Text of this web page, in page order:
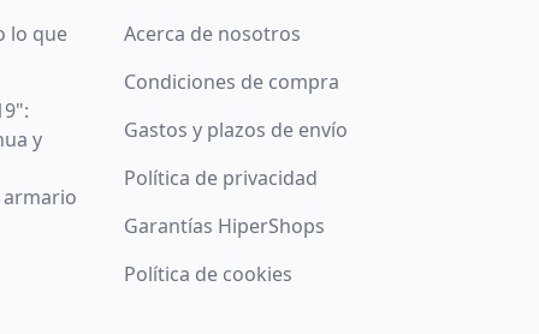
lo que
y
armario
Acerca de nosotros
Condiciones de compra
Gastos y plazos de envío
Política de privacidad
Garantías HiperShops
Política de cookies